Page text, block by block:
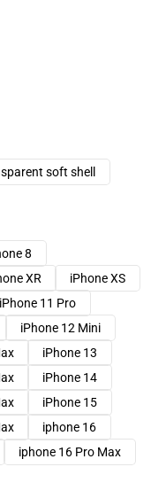
soft shell
8
XR
iPhone XS
iPhone 11 Pro
iPhone 12 Mini
iPhone 13
iPhone 14
iPhone 15
iphone 16
iphone 16 Pro Max